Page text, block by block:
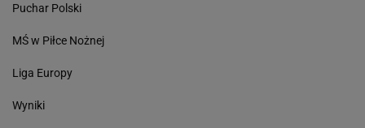
Puchar Polski
MŚ w Piłce Nożnej
Liga Europy
Wyniki